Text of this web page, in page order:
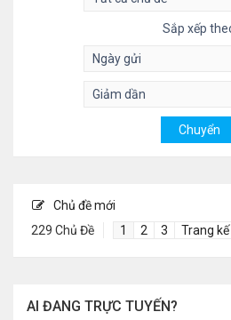
Sắp xếp
Chủ đề mới
229 Chủ Đề
1 2 3 Trang
AI ĐANG TRỰC TUYẾN?